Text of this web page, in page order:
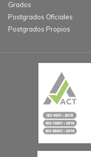
Grados
Postgrados Oficiales
Postgrados Propios